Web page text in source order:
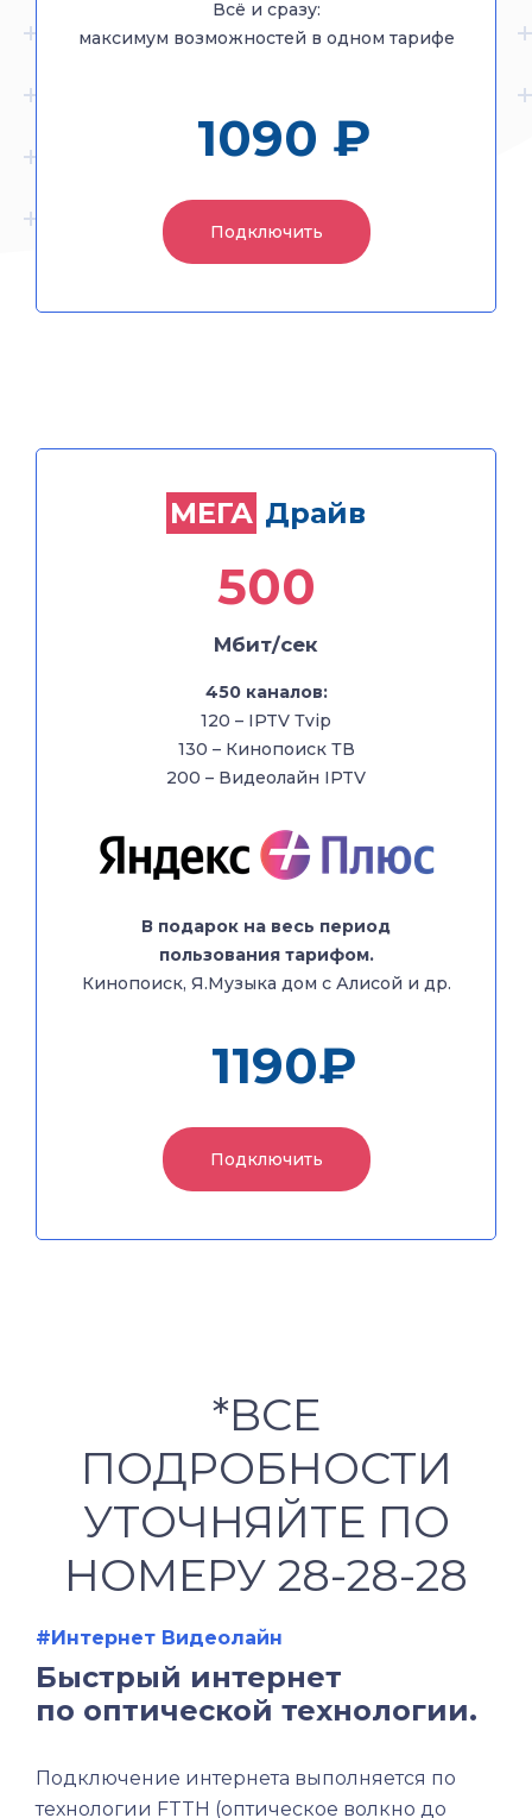
Всё и сразу:
максимум возможностей в одном тарифе
1090 ₽
Подключить
1090 ₽
Подключить
МЕГА Драйв
500
Мбит/сек
450 каналов:
120 – IPTV Тvip
130 – Кинопоиск ТВ
200 – Видеолайн IPTV
В подарок на весь период
пользования тарифом.
Кинопоиск, Я.Музыка дом с Алисой и др.
1190₽
Подключить
+ Кабельное ТВ
500
Мбит/сек
450 каналов:
120 – IPTV Тvip
130 – Кинопоиск ТВ
200 – Видеолайн IPTV
каналов
В подарок на весь период
Кинопоиск, Я.Музыка дом с Алисой и др.
*ВСЕ
ПОДРОБНОСТИ
УТОЧНЯЙТЕ ПО
НОМЕРУ 28-28-28
#Интернет Видеолайн
Быстрый интернет
по оптической технологии.
Подключение интернета выполняется по
технологии FTTH (оптическое волкно до